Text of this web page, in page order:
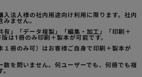
法人様の社内用途向け利用に限ります。社内
ません。
有」「データ複製」「編集・加工」「印刷＋
は1冊のみ印刷＋製本が可能です。
１冊のみ可）はお客様ご自身で印刷＋製本が
数を問いません。何ユーザーでも、何冊でも複